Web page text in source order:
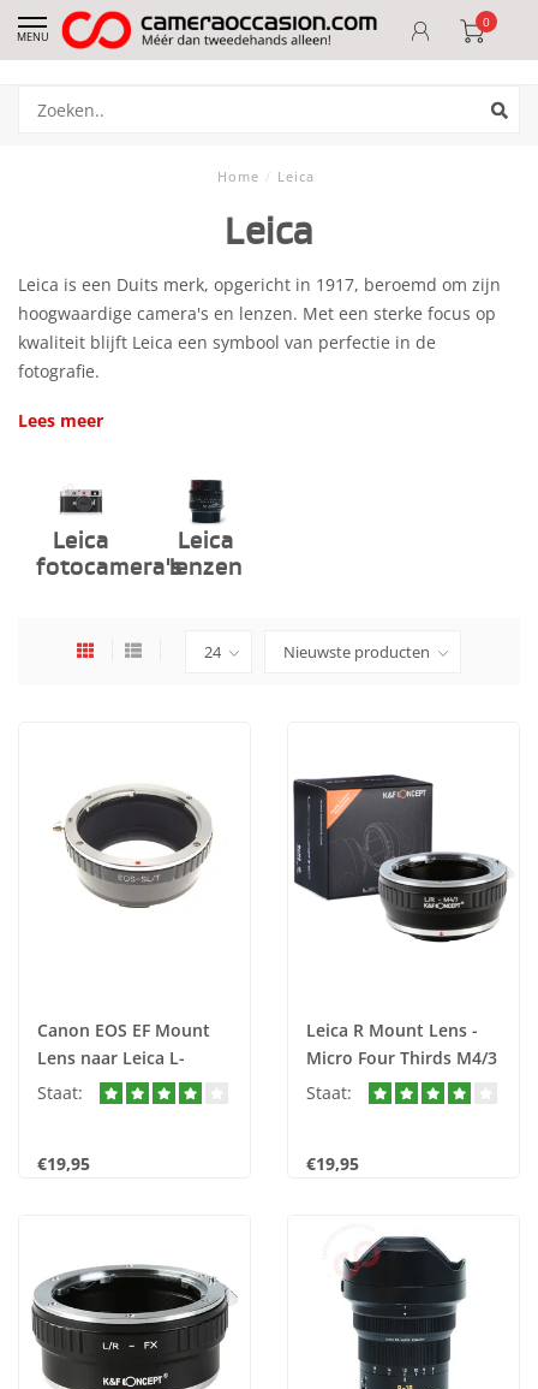
MENU
0
Home / Leica
Leica
Leica is een Duits merk, opgericht in 1917, beroemd om zijn
hoogwaardige camera's en lenzen. Met een sterke focus op
kwaliteit blijft Leica een symbool van perfectie in de
fotografie.
Lees meer
Leica
fotocamera's
Leica
lenzen
Canon EOS EF Mount
Lens naar Leica L-
Mount EOS - SL/T nr.
Staat:
€19,95
Leica R Mount Lens -
Micro Four Thirds M4/3
nr. 3149
Staat:
€19,95